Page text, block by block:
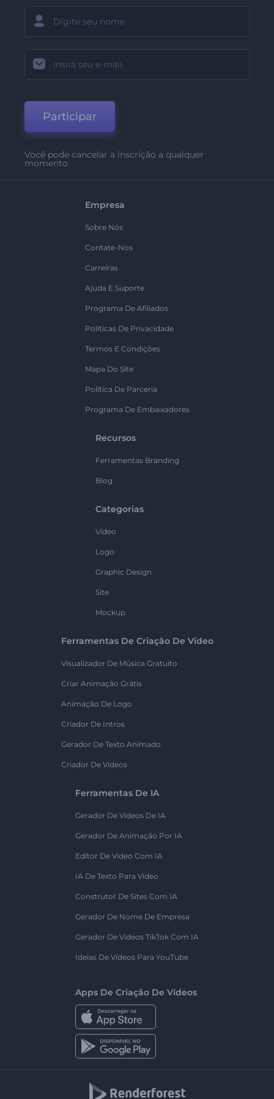
Participar
Você pode cancelar a inscrição a qualquer
momento
Empresa
Sobre Nós
Contate-Nos
Carreiras
Ajuda E Suporte
Programa De Afiliados
Políticas De Privacidade
Termos E Condições
Mapa Do Site
Política De Parceria
Programa De Embaixadores
Recursos
Ferramentas Branding
Blog
Categorias
Vídeo
Logo
Graphic Design
Site
Mockup
Ferramentas De Criação De Vídeo
Visualizador De Música Gratuito
Criar Animação Grátis
Animação De Logo
Criador De Intros
Gerador De Texto Animado
Criador De Vídeos
Ferramentas De IA
Gerador De Vídeos De IA
Gerador De Animação Por IA
Editor De Vídeo Com IA
IA De Texto Para Vídeo
Construtor De Sites Com IA
Gerador De Nome De Empresa
Gerador De Vídeos TikTok Com IA
Ideias De Vídeos Para YouTube
Apps De Criação De Vídeos